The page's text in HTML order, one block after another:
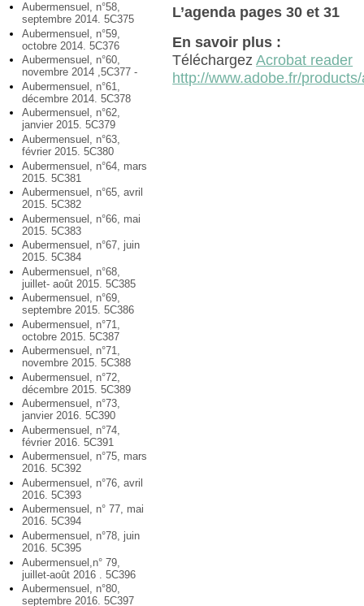
Aubermensuel, n°58,
septembre 2014. 5C375
Aubermensuel, n°59,
octobre 2014. 5C376
Aubermensuel, n°60,
novembre 2014 ,5C377 -
Aubermensuel, n°61,
décembre 2014. 5C378
Aubermensuel, n°62,
janvier 2015. 5C379
Aubermensuel, n°63,
février 2015. 5C380
Aubermensuel, n°64, mars
2015. 5C381
Aubermensuel, n°65, avril
2015. 5C382
Aubermensuel, n°66, mai
2015. 5C383
Aubermensuel, n°67, juin
2015. 5C384
Aubermensuel, n°68,
juillet- août 2015. 5C385
Aubermensuel, n°69,
septembre 2015. 5C386
Aubermensuel, n°71,
octobre 2015. 5C387
Aubermensuel, n°71,
novembre 2015. 5C388
Aubermensuel, n°72,
décembre 2015. 5C389
Aubermensuel, n°73,
janvier 2016. 5C390
Aubermensuel, n°74,
février 2016. 5C391
Aubermensuel, n°75, mars
2016. 5C392
Aubermensuel, n°76, avril
2016. 5C393
Aubermensuel, n° 77, mai
2016. 5C394
Aubermensuel, n°78, juin
2016. 5C395
Aubermensuel,n° 79,
juillet-août 2016 . 5C396
Aubermensuel, n°80,
septembre 2016. 5C397
L’agenda pages 30 et 31
En savoir plus :
TéléchargezAcrobat reader
http://www.adobe.fr/